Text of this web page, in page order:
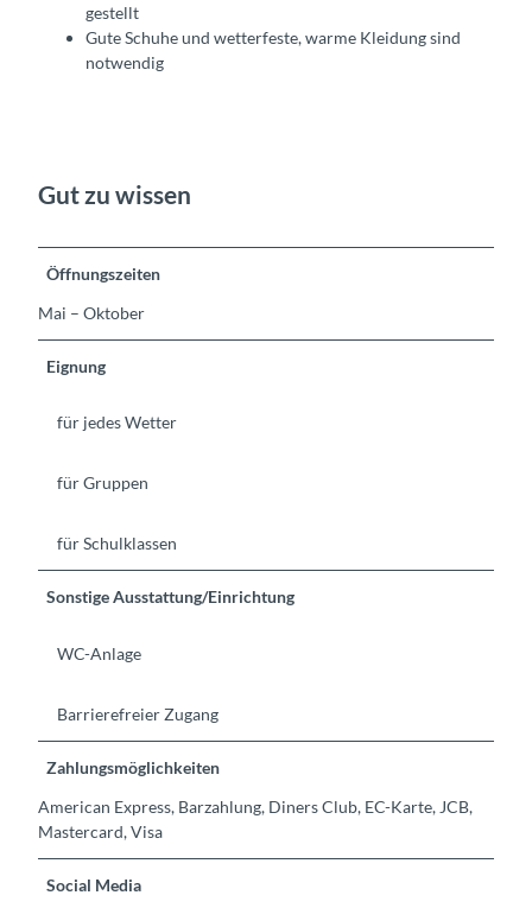
gestellt
Gute Schuhe und wetterfeste, warme Kleidung sind
notwendig
Gut zu wissen
Öffnungszeiten
Mai – Oktober
Eignung
für jedes Wetter
für Gruppen
für Schulklassen
Sonstige Ausstattung/Einrichtung
WC-Anlage
Barrierefreier Zugang
Zahlungsmöglichkeiten
American Express, Barzahlung, Diners Club, EC-Karte, JCB,
Mastercard, Visa
Social Media